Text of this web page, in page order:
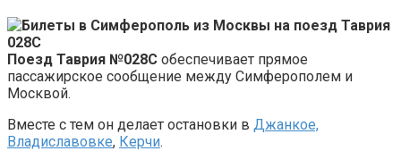
Поезд Таврия №028С обеспечивает прямое
пассажирское сообщение между Симферополем и
Москвой.
Вместе с тем он делает остановки в Джанкое,
Владиславовке, Керчи.